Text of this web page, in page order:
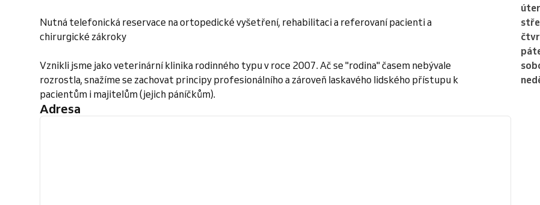
Nutná telefonická reservace na ortopedické vyšetření, rehabilitaci a referovaní pacienti a
chirurgické zákroky
Vznikli jsme jako veterinární klinika rodinného typu v roce 2007. Ač se "rodina" časem nebývale
rozrostla, snažíme se zachovat principy profesionálního a zároveň laskavého lidského přístupu k
pacientům i majitelům (jejich páníčkům).
Adresa